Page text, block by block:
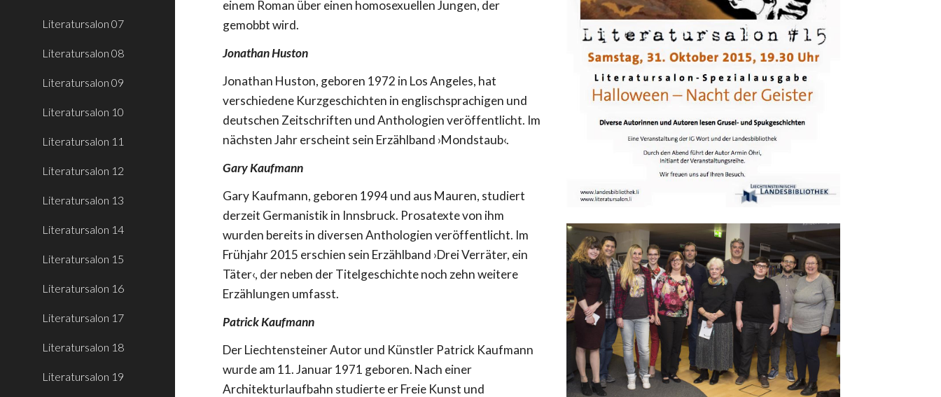
Literatursalon 07
Literatursalon 08
Literatursalon 09
Literatursalon 10
Literatursalon 11
Literatursalon 12
Literatursalon 13
Literatursalon 14
Literatursalon 15
Literatursalon 16
Literatursalon 17
Literatursalon 18
Literatursalon 19
einem Roman über einen homosexuellen Jungen, der
gemobbt wird.
Jonathan Huston
Jonathan Huston, geboren 1972 in Los Angeles, hat
verschiedene Kurzgeschichten in englischsprachigen und
deutschen Zeitschriften und Anthologien veröffentlicht. Im
nächsten Jahr erscheint sein Erzählband ›Mondstaub‹.
Gary Kaufmann
Gary Kaufmann, geboren 1994 und aus Mauren, studiert
derzeit Germanistik in Innsbruck. Prosatexte von ihm
wurden bereits in diversen Anthologien veröffentlicht. Im
Frühjahr 2015 erschien sein Erzählband ›Drei Verräter, ein
Täter‹, der neben der Titelgeschichte noch zehn weitere
Erzählungen umfasst.
Patrick Kaufmann
Der Liechtensteiner Autor und Künstler Patrick Kaufmann
wurde am 11. Januar 1971 geboren. Nach einer
Architekturlaufbahn studierte er Freie Kunst und